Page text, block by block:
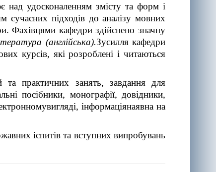
над удосконаленням змісту та форм і
сучасних підходів до аналізу мовних
Фахівцями кафедри здійснено значну
(англійська).Зусилля кафедри
курсів, які розроблені і читаються
та практичних занять, завдання для
посібники, монографії, довідники,
інформаціянаявна на
іспитів та вступних випробувань